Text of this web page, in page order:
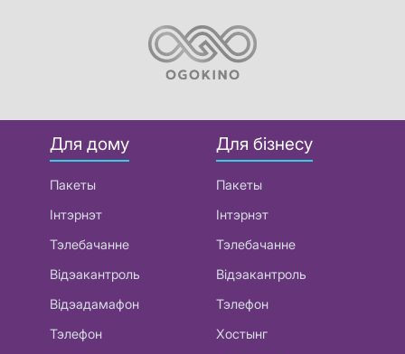
Для дому
Пакеты
Інтэрнэт
Тэлебачанне
Відэакантроль
Відэадамафон
Тэлефон
Для бізнесу
Пакеты
Інтэрнэт
Тэлебачанне
Відэакантроль
Тэлефон
Хостынг